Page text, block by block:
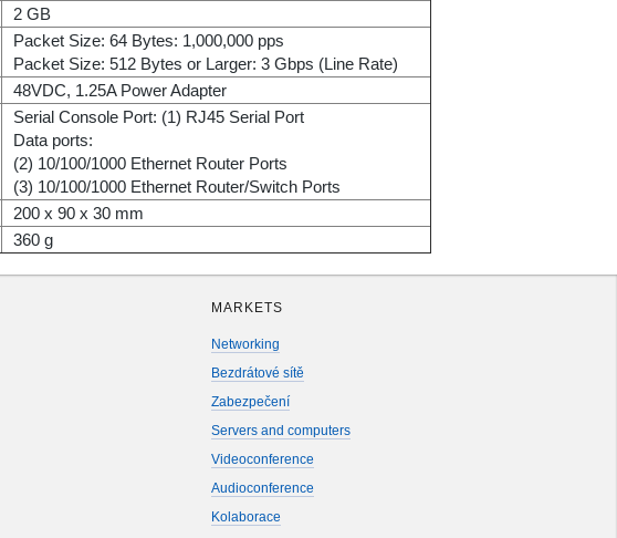
2 GB
Packet Size: 64 Bytes: 1,000,000 pps
Packet Size: 512 Bytes or Larger: 3 Gbps (Line Rate)
48VDC, 1.25A Power Adapter
Serial Console Port: (1) RJ45 Serial Port
Data ports:
(2) 10/100/1000 Ethernet Router Ports
(3) 10/100/1000 Ethernet Router/Switch Ports
200 x 90 x 30 mm
360 g
MARKETS
Networking
Bezdrátové sítě
Zabezpečení
Servers and computers
Videoconference
Audioconference
Kolaborace